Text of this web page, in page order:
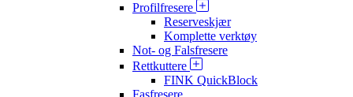
Profilfresere
Reserveskjær
Komplette verktøy
Not- og Falsfresere
Rettkuttere
FINK QuickBlock
Fasfresere